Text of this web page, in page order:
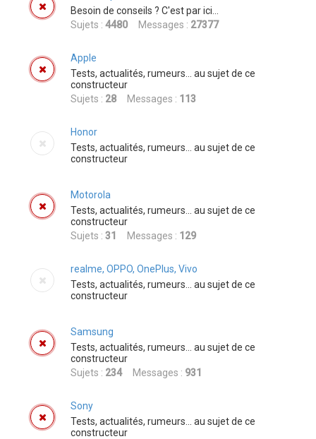
Besoin de conseils ? C'est par ici...
Sujets : 4480 Messages : 27377
Apple
Tests, actualités, rumeurs... au sujet de ce
constructeur
Sujets : 28 Messages : 113
Honor
Tests, actualités, rumeurs... au sujet de ce
constructeur
Motorola
Tests, actualités, rumeurs... au sujet de ce
constructeur
Sujets : 31 Messages : 129
realme, OPPO, OnePlus, Vivo
Tests, actualités, rumeurs... au sujet de ce
constructeur
Samsung
Tests, actualités, rumeurs... au sujet de ce
constructeur
Sujets : 234Messages : 931
Sony
Tests, actualités, rumeurs... au sujet de ce
constructeur